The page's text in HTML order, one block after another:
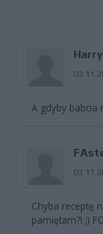
A gdyby babcia
Chyba receptę
pamiętam?! ;)